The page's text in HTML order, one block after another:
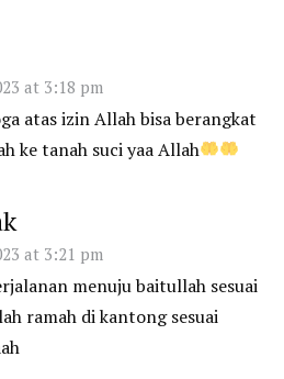
at 3:18 pm
atas izin Allah bisa berangkat
ke tanah suci yaa Allah
at 3:21 pm
menuju baitullah sesuai
ramah di kantong sesuai